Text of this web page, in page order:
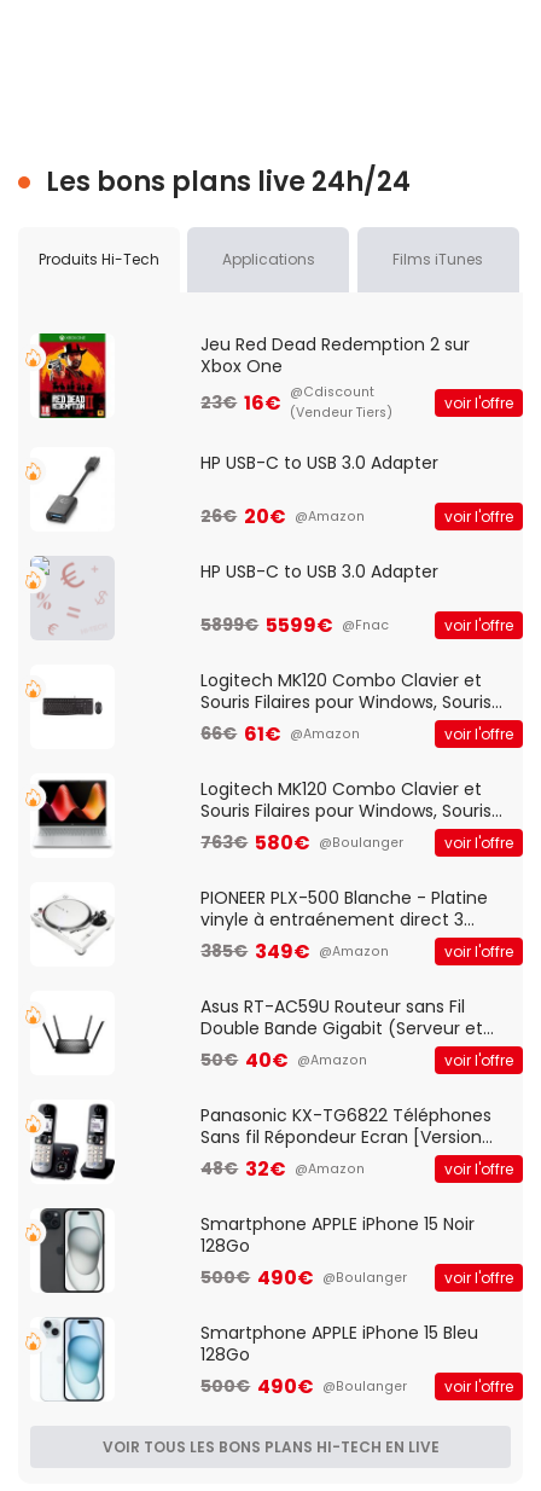
Les bons plans live 24h/24
Produits Hi-Tech Applications Films iTunes
Jeu Red Dead Redemption 2 sur
Xbox One
23€ 16€ @Cdiscount
(Vendeur Tiers)
voir l'offre
HP USB-C to USB 3.0 Adapter
26€ 20€ @Amazon voir l'offre
HP USB-C to USB 3.0 Adapter
5899€ 5599€ @Fnac voir l'offre
Logitech MK120 Combo Clavier et
Souris Filaires pour Windows, Souris
Optique Filaire, Connexion USB Plug
And Play, Confortable, Taille
QWERTY UK - Noir
66€ 61€ @Amazon voir l'offre
Logitech MK120 Combo Clavier et
Souris Filaires pour Windows, Souris
Optique Filaire, Connexion USB Plug
And Play, Confortable, Taille
QWERTY UK - Noir
763€ 580€ @Boulanger voir l'offre
PIONEER PLX-500 Blanche - Platine
vinyle à entraénement direct 3
vitesses (33-45-78 trs/min) avec
pre-ampli intégré et port USB
385€ 349€ @Amazon voir l'offre
Asus RT-AC59U Routeur sans Fil
Double Bande Gigabit (Serveur et
Client VPN, Triple Vlan, Mode Point
d'accès et Bridge, contrôle Parental,
50€ 40€ @Amazon voir l'offre
Panasonic KX-TG6822 Téléphones
Sans fil Répondeur Ecran [Version
Française]
48€ 32€ @Amazon voir l'offre
Smartphone APPLE iPhone 15 Noir
128Go
500€ 490€ @Boulanger voir l'offre
Smartphone APPLE iPhone 15 Bleu
128Go
500€ 490€ @Boulanger voir l'offre
VOIR TOUS LES BONS PLANS HI-TECH EN LIVE